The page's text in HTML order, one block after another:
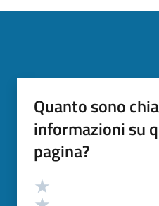
Quanto sono
informazioni su
pagina?
Valutazione